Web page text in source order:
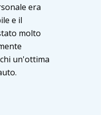
era
e il
molto
un'ottima